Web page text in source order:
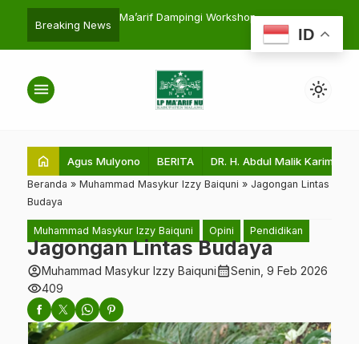
Breaking News
“Terima Kasih
Ma’arif Dampingi Workshop
Kurikulum Merdeka dan Deep
Learning di PIQ
KKM 128
LP Ma’arif
MA
menu light_mode
home Agus Mulyono BERITA DR. H. Abdul Malik Karim
Beranda » Muhammad Masykur Izzy Baiquni » Jagongan Lintas
Budaya
Muhammad Masykur Izzy Baiquni Opini Pendidikan
Jagongan Lintas Budaya
account_circleMuhammad Masykur Izzy Baiqunicalendar_monthSenin, 9 Feb 2026
visibility409
ID